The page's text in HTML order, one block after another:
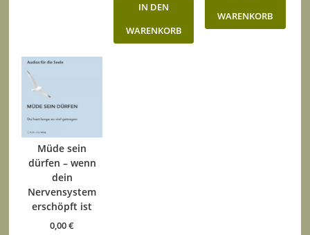
IN DEN
WARENKORB
WARENKORB
Müde sein
dürfen – wenn
dein
Nervensystem
erschöpft ist
0,00€